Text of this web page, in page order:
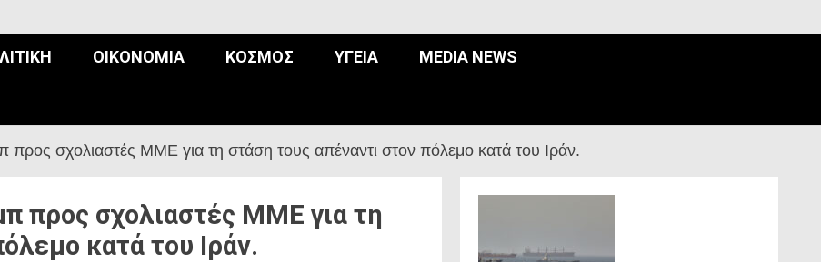
ΟΙΚΟΝΟΜΊΑ ΚΌΣΜΟΣ ΥΓΕΊΑ MEDIA NEWS
προς σχολιαστές ΜΜΕ για τη στάση τους απέναντι στον πόλεμο κατά του Ιράν.
προς σχολιαστές ΜΜΕ για τη
κατά του Ιράν.